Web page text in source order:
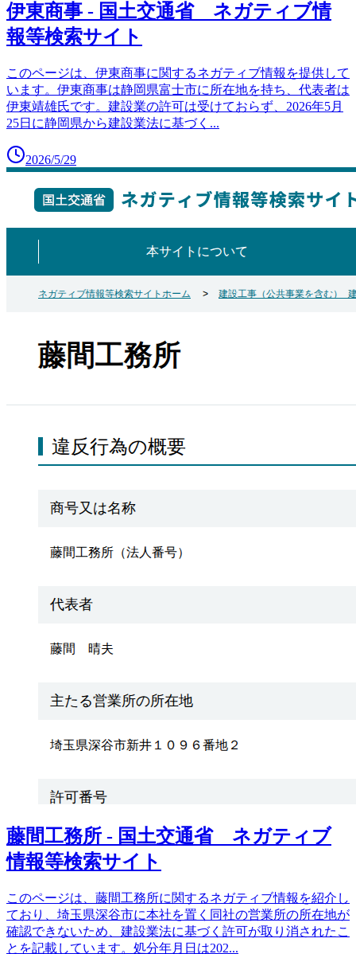
伊東商事 - 国土交通省 ネガティブ情
報等検索サイト
このページは、伊東商事に関するネガティブ情報を提供して
います。伊東商事は静岡県富士市に所在地を持ち、代表者は
伊東靖雄氏です。建設業の許可は受けておらず、2026年5月
25日に静岡県から建設業法に基づく ...
2026/5/29
藤間工務所 - 国土交通省 ネガティブ
情報等検索サイト
このページは、藤間工務所に関するネガティブ情報を紹介し
ており、埼玉県深谷市に本社を置く同社の営業所の所在地が
確認できないため、建設業法に基づく許可が取り消されたこ
とを記載しています。処分年月日は202...